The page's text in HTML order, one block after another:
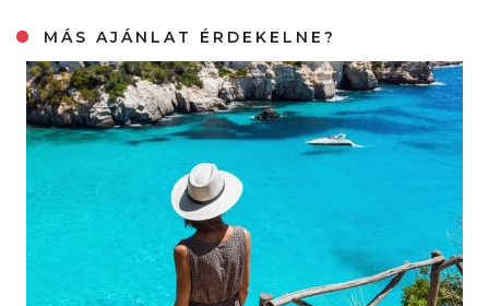
MÁS AJÁNLAT ÉRDEKELNE?